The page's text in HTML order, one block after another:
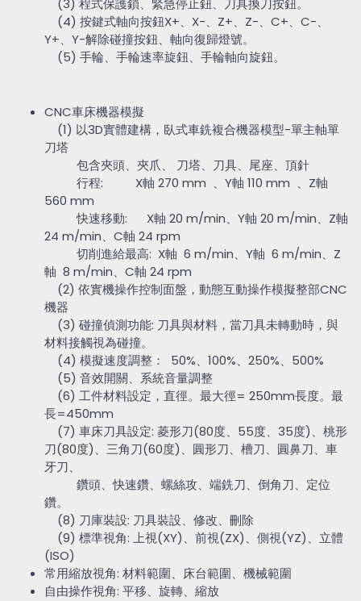
(3) 程式保護鎖、緊急停止鈕、刀具換刀按鈕。
(4) 按鍵式軸向按鈕X+、X-、Z+、Z-、C+、C-、
Y+、Y-解除碰撞按鈕、軸向復歸燈號。
(5) 手輪、手輪速率旋鈕、手輪軸向旋鈕。
CNC車床機器模擬
(1) 以3D實體建構，臥式車銑複合機器模型-單主軸單
刀塔
包含夾頭、夾爪、 刀塔、刀具、尾座、頂針
行程: X軸 270 mm 、Y軸 110 mm 、Z軸
560 mm
快速移動: X軸 20 m/min、Y軸 20 m/min、Z軸
24 m/min、C軸 24 rpm
切削進給最高: X軸 6 m/min、Y軸 6 m/min、Z
軸 8 m/min、C軸 24 rpm
(2) 依實機操作控制面盤，動態互動操作模擬整部CNC
機器
(3) 碰撞偵測功能: 刀具與材料，當刀具未轉動時，與
材料接觸視為碰撞。
(4) 模擬速度調整： 50%、100%、250%、500%
(5) 音效開關、系統音量調整
(6) 工件材料設定，直徑。最大徑= 250mm長度。最
長=450mm
(7) 車床刀具設定: 菱形刀(80度、55度、35度)、桃形
刀(80度)、三角刀(60度)、圓形刀、槽刀、圓鼻刀、車
牙刀、
鑽頭、快速鑽、螺絲攻、端銑刀、倒角刀、定位
鑽。
(8) 刀庫裝設: 刀具裝設、修改、刪除
(9) 標準視角: 上視(XY)、前視(ZX)、側視(YZ)、立體
(ISO)
常用縮放視角: 材料範圍、床台範圍、機械範圍
自由操作視角: 平移、旋轉、縮放